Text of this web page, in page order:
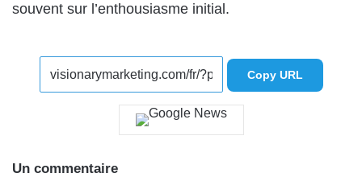
souvent sur l’enthousiasme initial.
Copy URL
Un commentaire